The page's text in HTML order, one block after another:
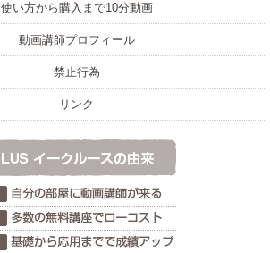
使い方から購入まで10分動画
動画講師プロフィール
禁止行為
リンク